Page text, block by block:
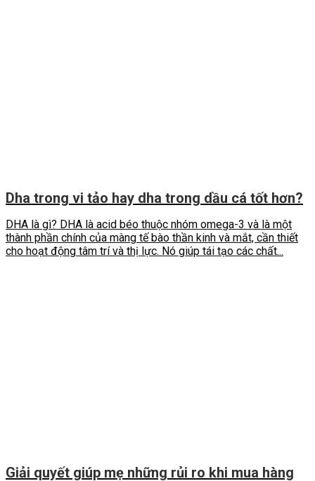
Dha trong vi tảo hay dha trong dầu cá tốt hơn?
DHA là gì? DHA là acid béo thuộc nhóm omega-3 và là một
thành phần chính của màng tế bào thần kinh và mắt, cần thiết
cho hoạt động tâm trí và thị lực. Nó giúp tái tạo các chất...
Giải quyết giúp mẹ những rủi ro khi mua hàng